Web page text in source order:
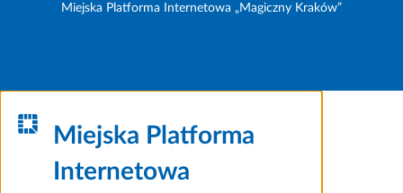
Miejska Platforma Internetowa „Magiczny Kraków”
Miejska Platforma
Internetowa